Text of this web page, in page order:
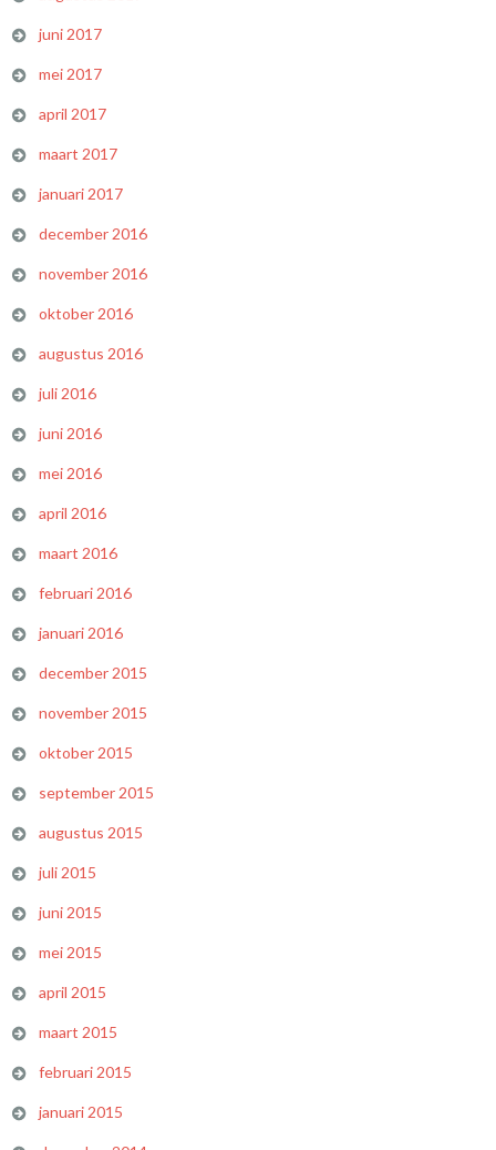
juni 2017
mei 2017
april 2017
maart 2017
januari 2017
december 2016
november 2016
oktober 2016
augustus 2016
juli 2016
juni 2016
mei 2016
april 2016
maart 2016
februari 2016
januari 2016
december 2015
november 2015
oktober 2015
september 2015
augustus 2015
juli 2015
juni 2015
mei 2015
april 2015
maart 2015
februari 2015
januari 2015